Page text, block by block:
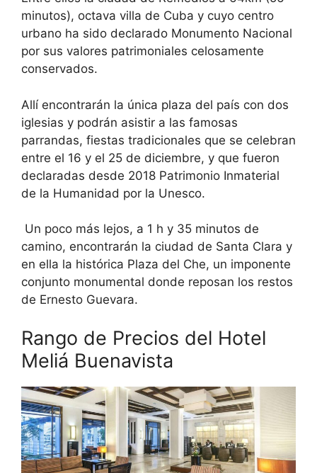
minutos), octava villa de Cuba y cuyo centro
urbano ha sido declarado Monumento Nacional
por sus valores patrimoniales celosamente
conservados.
Allí encontrarán la única plaza del país con dos
iglesias y podrán asistir a las famosas
parrandas, fiestas tradicionales que se celebran
entre el 16 y el 25 de diciembre, y que fueron
declaradas desde 2018 Patrimonio Inmaterial
de la Humanidad por la Unesco.
Un poco más lejos, a 1 h y 35 minutos de
camino, encontrarán la ciudad de Santa Clara y
en ella la histórica Plaza del Che, un imponente
conjunto monumental donde reposan los restos
de Ernesto Guevara.
Rango de Precios del Hotel
Meliá Buenavista